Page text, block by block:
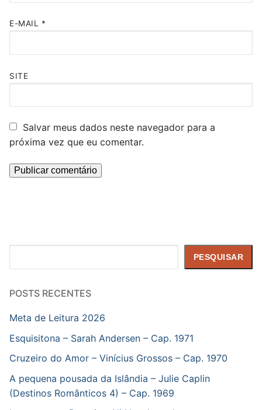
E-MAIL *
SITE
Salvar meus dados neste navegador para a
próxima vez que eu comentar.
PESQUISAR
POSTS RECENTES
Meta de Leitura 2026
Esquisitona – Sarah Andersen – Cap. 1971
Cruzeiro do Amor – Vinícius Grossos – Cap. 1970
A pequena pousada da Islândia – Julie Caplin
(Destinos Românticos 4) – Cap. 1969